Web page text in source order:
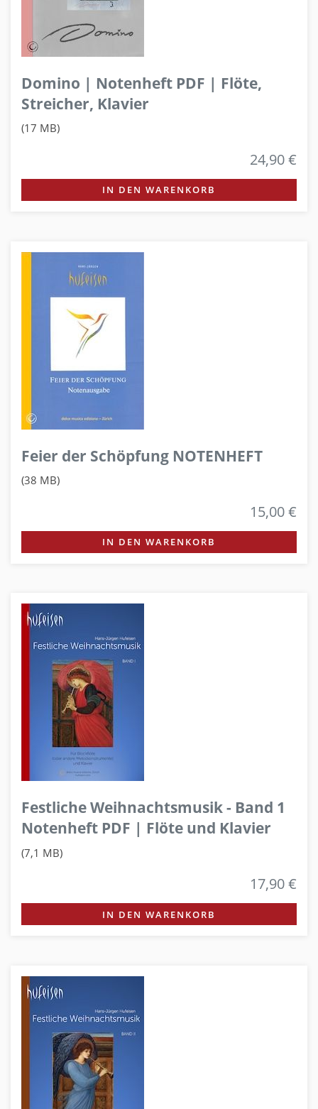
Domino | Notenheft PDF | Flöte,
Streicher, Klavier
(17 MB)
24,90 €
IN DEN WARENKORB
Feier der Schöpfung NOTENHEFT
(38 MB)
15,00 €
IN DEN WARENKORB
Festliche Weihnachtsmusik - Band 1
Notenheft PDF | Flöte und Klavier
(7,1 MB)
17,90 €
IN DEN WARENKORB